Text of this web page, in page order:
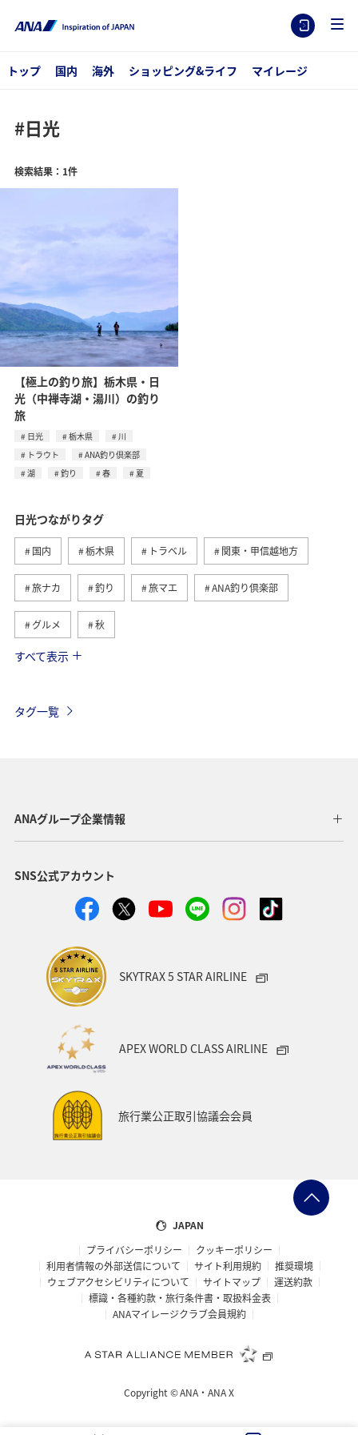
トップ 国内 海外 ショッピング&ライフ マイレージ
#日光
検索結果：1件
【極上の釣り旅】栃木県・日
光（中禅寺湖・湯川）の釣り
旅
日光 栃木県
川
トラウト
ANA釣り倶楽部
湖
釣り 春 夏
日光つながりタグ
国内 栃木県 トラベル 関東・甲信越地方
旅ナカ 釣り 旅マエ ANA釣り倶楽部
グルメ 秋
女子旅
すべて表示
タグ一覧
ANAグループ企業情報
SNS公式アカウント
SKYTRAX 5 STAR AIRLINE
APEX WORLD CLASS AIRLINE
旅行業公正取引協議会会員
JAPAN
プライバシーポリシー
クッキーポリシー
利用者情報の外部送信について
サイト利用規約
推奨環境
ウェブアクセシビリティについて
サイトマップ
運送約款
標識・各種約款・旅行条件書・取扱料金表
ANAマイレージクラブ会員規約
Copyright ©ANA・ANA X